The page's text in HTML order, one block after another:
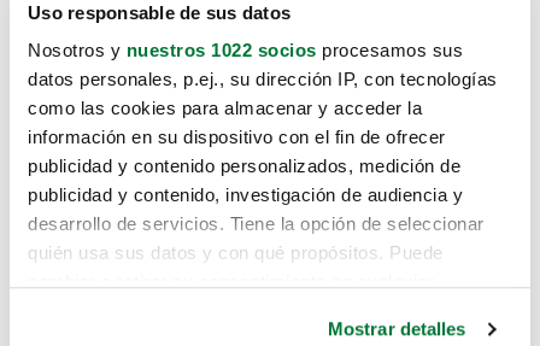
Uso responsable de sus datos
Nosotros y nuestros 1022 socios procesamos sus
datos personales, p.ej., su dirección IP, con tecnologías
como las cookies para almacenar y acceder la
información en su dispositivo con el fin de ofrecer
publicidad y contenido personalizados, medición de
publicidad y contenido, investigación de audiencia y
desarrollo de servicios. Tiene la opción de seleccionar
quién usa sus datos y con qué propósitos. Puede
Mostrar detalles
Lo sentimos, no sabemos como
te hemos traido hasta aquí.
Pero puedes encontrar el coche que estás
buscando en alguno de estos enlaces: